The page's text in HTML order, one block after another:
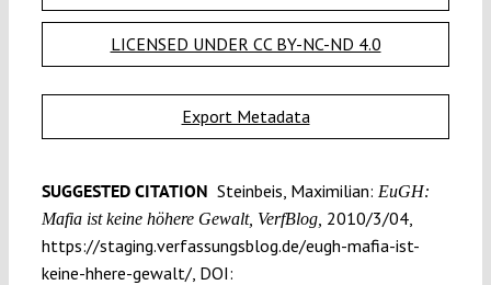
LICENSED UNDER CC BY-NC-ND 4.0
Export Metadata
SUGGESTED CITATION Steinbeis, Maximilian: EuGH:
Mafia ist keine höhere Gewalt, VerfBlog, 2010/3/04,
https://staging.verfassungsblog.de/eugh-mafia-ist-
keine-hhere-gewalt/, DOI: